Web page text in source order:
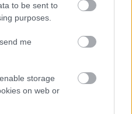
to be sent to
purposes.
me
storage
on web or
23:45 órakor
korábban,
megállóhelyről
8. kapu